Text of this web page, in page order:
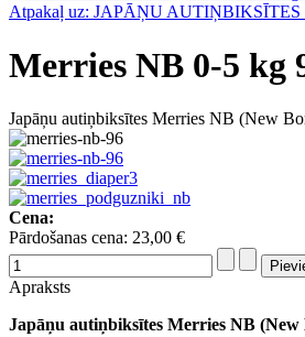
Atpakaļ uz: JAPĀŅU
Merries NB 0-5 kg
Japāņu autiņbiksītes Merries NB (New
Cena:
Pārdošanas cena: 23,00 €
Apraksts
Japāņu autiņbiksītes Merries NB